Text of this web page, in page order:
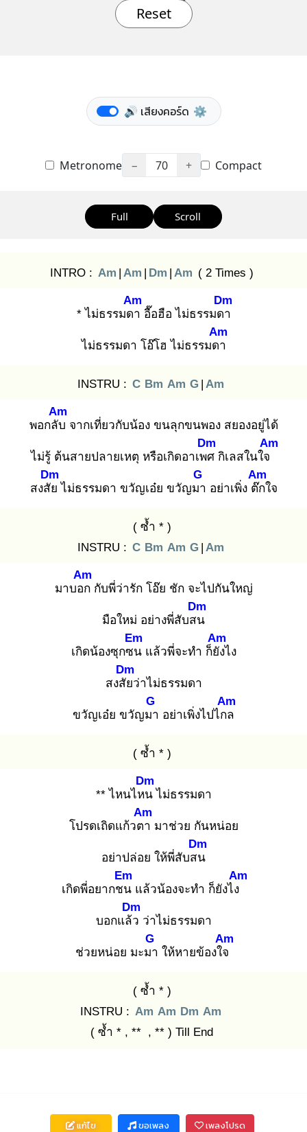
Reset
🔊 เสียงคอร์ด ⚙️
Metronome − 70 + Compact
Full Scroll
INTRO : Am | Am | Dm | Am ( 2 Times )
* ไม่ธรรมดา
Am
อื๊อฮือ ไม่ธรรมดา
Dm
ไม่ธรรมดา โอ๊โฮ ไม่ธรรมดา
Am
INSTRU : C Bm Am G | Am
พอกลับ
Am
จากเที่ยวกับน้อง ขนลุกขนพอง สยองอยู่ได้
ไม่รู้ ต้นสายปลายเหตุ หรือเกิดอาเพศ
Dm
กิเลสในใจ
Am
สงสัย
Dm
ไม่ธรรมดา ขวัญเอ๋ย ขวัญมา
G
อย่าเพิ่ง ต๊ก
Am
ใจ
( ซ้ำ * )
INSTRU : C Bm Am G | Am
มาบอก
Am
กับพี่ว่ารัก โอ๊ย ชัก จะไปกันใหญ่
มือใหม่ อย่างพี่สับสน
Dm
เกิดน้องซุกซน
Em
แล้วพี่จะทำ ก็ยัง
Am
ไง
สงสัย
Dm
ว่าไม่ธรรมดา
ขวัญเอ๋ย ขวัญมา
G
อย่าเพิ่งไปไกล
Am
( ซ้ำ * )
** ไหนไหน
Dm
ไม่ธรรมดา
โปรดเถิดแก้วตา
Am
มาช่วย กันหน่อย
อย่าปล่อย ให้พี่สับสน
Dm
เกิดพี่อยากชน
Em
แล้วน้องจะทำ ก็ยังไง
Am
บอกแล้ว
Dm
ว่าไม่ธรรมดา
ช่วยหน่อย มะมา
G
ให้หายข้องใจ
Am
( ซ้ำ * )
INSTRU : Am Am Dm Am
( ซ้ำ * , ** , ** ) Till End
แก้ไข ขอเพลง เพลงโปรด